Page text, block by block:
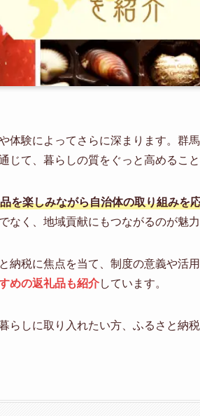
体験によってさらに深まります。群
じて、暮らしの質をぐっと高めること
を楽しみながら自治体の取り組みを
なく、地域貢献にもつながるのが魅力
納税に焦点を当て、制度の意義や活
めの返礼品も紹介しています。
らしに取り入れたい方、ふるさと納